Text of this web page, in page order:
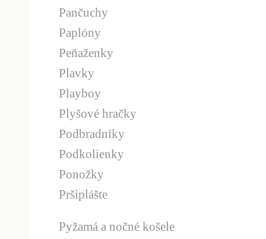
Pančuchy
Paplóny
Peňaženky
Plavky
Playboy
Plyšové hračky
Podbradníky
Podkolienky
Ponožky
Pršiplášte
Pyžamá a nočné košele